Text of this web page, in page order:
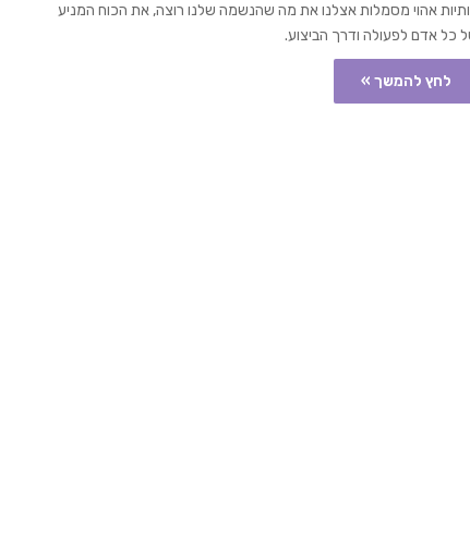
אהוי מסמלות אצלנו את מה שהנשמה שלנו רוצה, את הכוח המניע
כל אדם לפעולה ודרך הביצוע.
לחץ להמשך »